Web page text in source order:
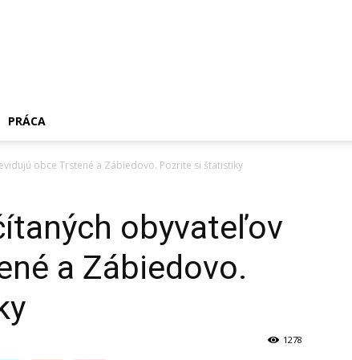
PRÁCA
obce Trstené a Zábiedovo. Pozrite si štatistiky
obyvateľov
a Zábiedovo.
1278